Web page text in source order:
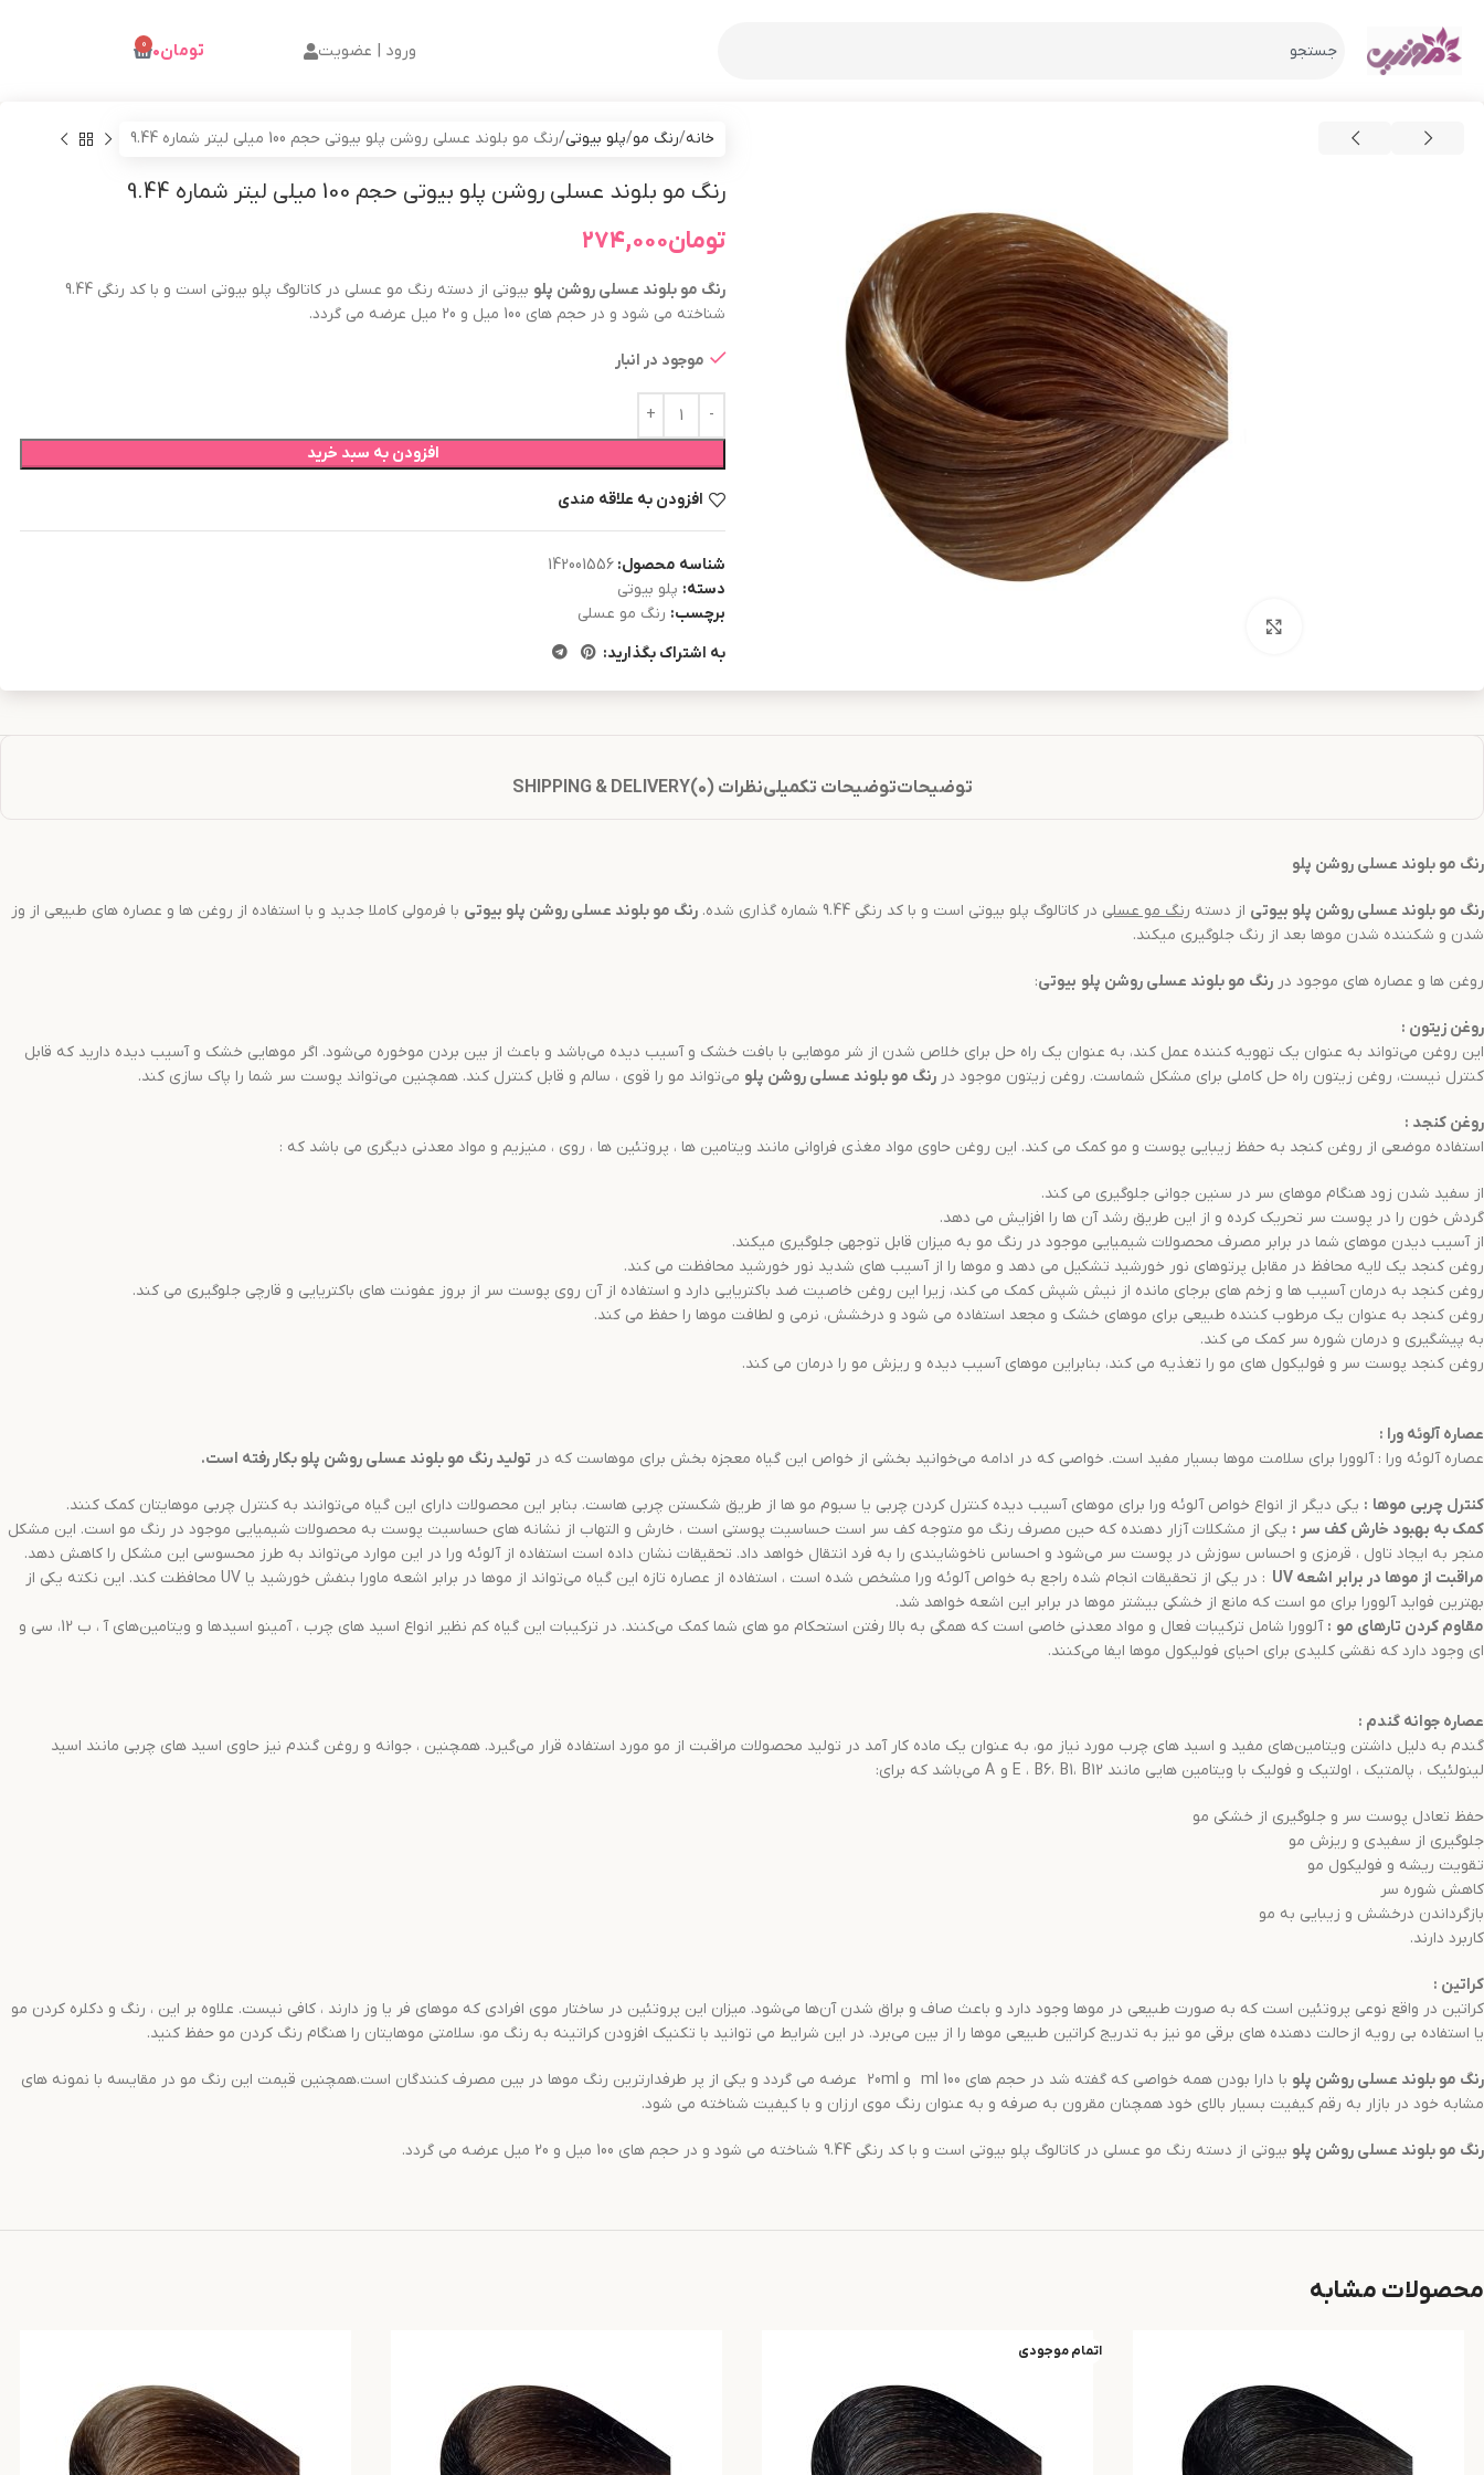
ورود | عضویت تومان۰ 0
خانه رنگ مو پلو بیوتی رنگ مو بلوند عسلی روشن پلو بیوتی حجم 100 میلی لیتر شماره 9.44
رنگ مو بلوند عسلی روشن پلو بیوتی حجم 100 میلی لیتر شماره 9.44
تومان۲۷۴,۰۰۰
رنگ مو بلوند عسلی روشن پلو
شناخته می شود و در حجم های 100 میل و 20 میل عرضه می گردد.
موجود در انبار
افزودن به سبد خرید
افزودن به علاقه مندی
شناسه محصول: 142001556
دسته: پلو بیوتی
برچسب: رنگ مو عسلی
به اشتراک بگذارید:
توضیحاتتوضیحات تکمیلینظرات (0) SHIPPING & DELIVERY
رنگ مو بلوند عسلی روشن پلو
رنگ مو بلوند عسلی روشن پلو بیوتی از دسته رنگ موعسلی در کاتالوگ پلو بیوتی است و با کد رنگی 9.44 شماره گذاری شده. رنگ مو بلوند عسلی روشن پلو بیوتی با فرمولی کاملا جدید و با استفاده از روغن ها و عصاره های طبیعی از وز
شدن و شکننده شدن موها بعد از رنگ جلوگیری میکند.
روغن ها و عصاره های موجود در رنگ مو بلوند عسلی روشن پلو بیوتی:
روغن زیتون :
این روغن می‌تواند به عنوان یک تهویه کننده عمل کند، به عنوان یک راه حل برای خلاص شدن از شر موهایی با بافت خشک و آسیب دیده می‌باشد و باعث از بین بردن موخوره می‌شود. اگر موهایی خشک و آسیب دیده دارید که قابل
کنترل نیست، روغن زیتون راه حل کاملی برای مشکل شماست. روغن زیتون موجود در رنگ مو بلوند عسلی روشن پلو می‌تواند مو را قوی ، سالم و قابل کنترل کند. همچنین می‌تواند پوست سر شما را پاک سازی کند.
روغن کنجد :
استفاده موضعی از روغن کنجد به حفظ زیبایی پوست و مو کمک می کند. این روغن حاوی مواد مغذی فراوانی مانند ویتامین ها ، پروتئین ها ، روی ، منیزیم و مواد معدنی دیگری می باشد که :
از سفید شدن زود هنگام موهای سر در سنین جوانی جلوگیری می کند.
گردش خون را در پوست سر تحریک کرده و از این طریق رشد آن ها را افزایش می دهد.
از آسیب دیدن موهای شما در برابر مصرف محصولات شیمیایی موجود در رنگ مو به میزان قابل توجهی جلوگیری میکند.
روغن کنجد یک لایه محافظ در مقابل پرتوهای نور خورشید تشکیل می دهد و موها را از آسیب های شدید نور خورشید محافظت می کند.
روغن کنجد به درمان آسیب ها و زخم های برجای مانده از نیش شپش کمک می کند، زیرا این روغن خاصیت ضد باکتریایی دارد و استفاده از آن روی پوست سر از بروز عفونت های باکتریایی و قارچی جلوگیری می کند.
روغن کنجد به عنوان یک مرطوب کننده طبیعی برای موهای خشک و مجعد استفاده می شود و درخشش، نرمی و لطافت موها را حفظ می کند.
به پیشگیری و درمان شوره سر کمک می کند.
روغن کنجد پوست سر و فولیکول های مو را تغذیه می کند، بنابراین موهای آسیب دیده و ریزش مو را درمان می کند.
عصاره آلوئه ورا :
عصاره آلوئه ورا : آلوورا برای سلامت موها بسیار مفید است. خواصی که در ادامه می‌خوانید بخشی از خواص این گیاه معجزه بخش برای موهاست که در تولید رنگ مو بلوند عسلی روشن پلو بکار رفته است.
کنترل چربی موها : یکی دیگر از انواع خواص آلوئه ورا برای موهای آسیب دیده کنترل کردن چربی یا سبوم مو ها از طریق شکستن چربی هاست. بنابر این محصولات دارای این گیاه می‌توانند به کنترل چربی موهایتان کمک کنند.
کمک به بهبود خارش کف سر : یکی از مشکلات آزار دهنده که حین مصرف رنگ مو متوجه کف سر است حساسیت پوستی است ، خارش و التهاب از نشانه های حساسیت پوست به محصولات شیمیایی موجود در رنگ مو است. این مشکل
منجر به ایجاد تاول ، قرمزی و احساس سوزش در پوست سر می‌شود و احساس ناخوشایندی را به فرد انتقال خواهد داد. تحقیقات نشان داده است استفاده از آلوئه ورا در این موارد می‌تواند به طرز محسوسی این مشکل را کاهش دهد.
مراقبت از موها در برابر اشعه UV
: در یکی از تحقیقات انجام شده راجع به خواص آلوئه ورا مشخص شده است ، استفاده از عصاره تازه این گیاه می‌تواند از موها در برابر اشعه ماورا بنفش خورشید یا UV محافظت کند. این نکته یکی از
بهترین فواید آلوورا برای مو است که مانع از خشکی بیشتر موها در برابر این اشعه خواهد شد.
مقاوم کردن تارهای مو :
آلوورا شامل ترکیبات فعال و مواد معدنی خاصی است که همگی به بالا رفتن استحکام مو های شما کمک می‌کنند. در ترکیبات این گیاه کم نظیر انواع اسید های چرب ، آمینو اسیدها و ویتامین‌های آ ، ب 12، سی و
ای وجود دارد که نقشی کلیدی برای احیای فولیکول موها ایفا می‌کنند.
عصاره جوانه گندم :
گندم به دلیل داشتن ویتامین‌های مفید و اسید های چرب مورد نیاز مو، به عنوان یک ماده کار آمد در تولید محصولات مراقبت از مو مورد استفاده قرار می‌گیرد. همچنین ، جوانه و روغن گندم نیز حاوی اسید های چربی مانند اسید
لینولئیک ، پالمتیک ، اولتیک و فولیک با ویتامین هایی مانند E ، B6، B1، B12 و A می‌باشد که برای:
حفظ تعادل پوست سر و جلوگیری از خشکی مو
جلوگیری از سفیدی و ریزش مو
تقویت ریشه و فولیکول مو
کاهش شوره سر
بازگرداندن درخشش و زیبایی به مو
کاربرد دارند.
کراتین :
کراتین در واقع نوعی پروتئین است که به صورت طبیعی در موها وجود دارد و باعث صاف و براق شدن آن‌ها می‌شود. میزان این پروتئین در ساختار موی افرادی که موهای فر یا وز دارند ، کافی نیست. علاوه بر این ، رنگ و دکلره کردن مو
یا استفاده بی رویه از حالت دهنده های برقی مو نیز به تدریج کراتین طبیعی موها را از بین می‌برد. در این شرایط می توانید با تکنیک افزودن کراتینه به رنگ مو، سلامتی موهایتان را هنگام رنگ کردن مو حفظ کنید.
رنگ مو بلوند عسلی روشن پلو
با دارا بودن همه خواصی که گفته شد در حجم های 100 ml و 20ml عرضه می گردد و یکی از پر طرفدارترین رنگ موها در بین مصرف کنندگان است.همچنین قیمت این رنگ مو در مقایسه با نمونه های
مشابه خود در بازار به رقم کیفیت بسیار بالای خود همچنان مقرون به صرفه و به عنوان رنگ موی ارزان و با کیفیت شناخته می شود.
رنگ مو بلوند عسلی روشن پلو بیوتی از دسته رنگ مو عسلی در کاتالوگ پلو بیوتی است و با کد رنگی 9.44 شناخته می شود و در حجم های 100 میل و 20 میل عرضه می گردد.
محصولات مشابه
اتمام موجودی